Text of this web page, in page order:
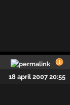
18 april 2007 20:55